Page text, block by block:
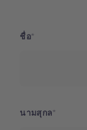
ชื่อ
นามสุกล